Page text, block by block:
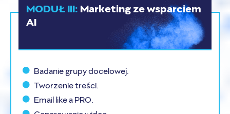
MODUŁ III: Marketing ze wsparciem
AI
Badanie grupy docelowej.
Tworzenie treści.
Email like a PRO.